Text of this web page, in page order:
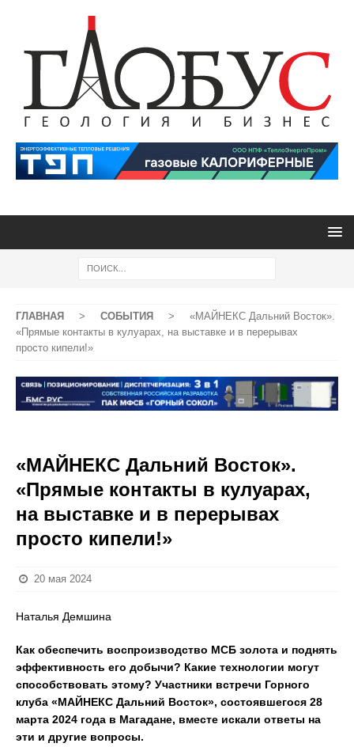
ГЛАВНАЯ > СОБЫТИЯ >
«МАЙНЕКС Дальний Восток».
«Прямые контакты в кулуарах, на выставке и в перерывах
просто кипели!»
«МАЙНЕКС Дальний Восток».
«Прямые контакты в кулуарах,
на выставке и в перерывах
просто кипели!»
20 мая 2024
Наталья Демшина
Как обеспечить воспроизводство МСБ золота и поднять
эффективность его добычи? Какие технологии могут
способствовать этому? Участники встречи Горного
клуба «МАЙНЕКС Дальний Восток», состоявшегося 28
марта 2024 года в Магадане, вместе искали ответы на
эти и другие вопросы.